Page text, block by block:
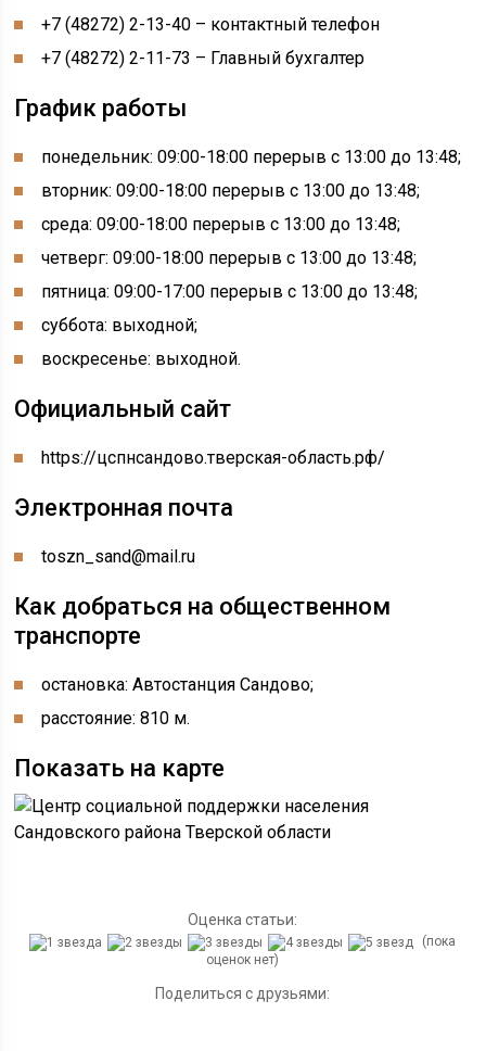
+7 (48272) 2-13-40 – контактный телефон
+7 (48272) 2-11-73 – Главный бухгалтер
График работы
понедельник: 09:00-18:00 перерыв с 13:00 до 13:48;
вторник: 09:00-18:00 перерыв с 13:00 до 13:48;
среда: 09:00-18:00 перерыв с 13:00 до 13:48;
четверг: 09:00-18:00 перерыв с 13:00 до 13:48;
пятница: 09:00-17:00 перерыв с 13:00 до 13:48;
суббота: выходной;
воскресенье: выходной.
Официальный сайт
https://цспнсандово.тверская-область.рф/
Электронная почта
toszn_sand@mail.ru
Как добраться на общественном
транспорте
остановка: Автостанция Сандово;
расстояние: 810 м.
Показать на карте
Оценка статьи:
(пока
оценок нет)
Поделиться с друзьями: